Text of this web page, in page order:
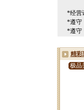
*经营
*遵守
*遵守